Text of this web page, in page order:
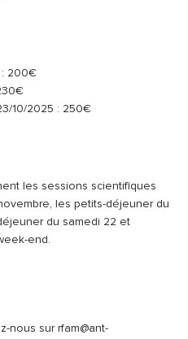
: 200€
10/2025 : 250€
les sessions scientifiques
les petits-déjeuner du
du samedi 22 et
end.
nous sur rfam@ant-